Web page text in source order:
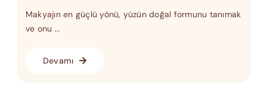
Makyajın en güçlü yönü, yüzün doğal formunu tanımak
ve onu ...
Devamı